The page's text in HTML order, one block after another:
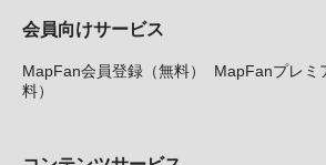
会員向けサービス
MapFan会員登録（無料）
MapFanプレミ
料）